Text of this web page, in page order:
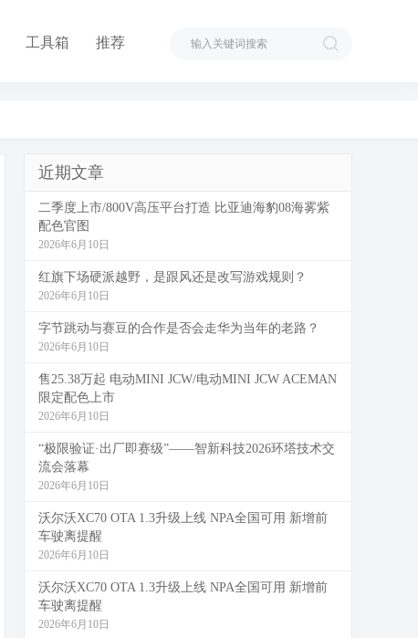
工具箱 推荐
近期文章
二季度上市/800V高压平台打造 比亚迪海豹08海雾紫
配色官图
2026年6月10日
红旗下场硬派越野，是跟风还是改写游戏规则？
2026年6月10日
字节跳动与赛豆的合作是否会走华为当年的老路？
2026年6月10日
售25.38万起 电动MINI JCW/电动MINI JCW ACEMAN
限定配色上市
2026年6月10日
“极限验证·出厂即赛级”——智新科技2026环塔技术交
流会落幕
2026年6月10日
沃尔沃XC70 OTA 1.3升级上线 NPA全国可用 新增前
车驶离提醒
2026年6月10日
沃尔沃XC70 OTA 1.3升级上线 NPA全国可用 新增前
车驶离提醒
2026年6月10日